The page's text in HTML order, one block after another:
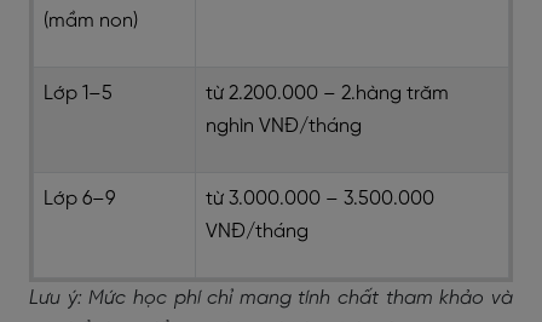
(mầm non)
Lớp 1–5
từ 2.200.000 – 2.hàng trăm
nghìn VNĐ/tháng
Lớp 6–9
từ 3.000.000 – 3.500.000
VNĐ/tháng
Lưu ý: Mức học phí chỉ mang tính chất tham khảo và